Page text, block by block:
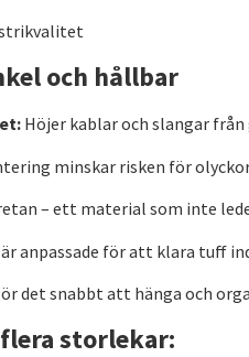
och hållbar
Höjer kablar och slangar
minskar risken för
– ett material som inte
anpassade för att klara tuff
det snabbt att hänga och
storlekar: